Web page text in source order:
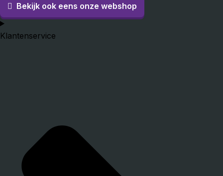
Bekijk ook eens onze webshop
Klantenservice